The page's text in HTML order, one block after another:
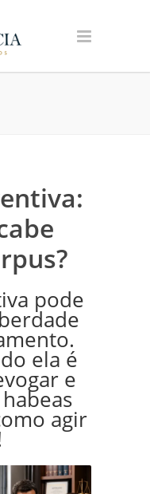
pode
ela é
e
agir